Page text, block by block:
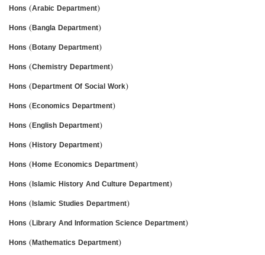
Hons (Arabic Department)
Hons (Bangla Department)
Hons (Botany Department)
Hons (Chemistry Department)
Hons (Department Of Social Work)
Hons (Economics Department)
Hons (English Department)
Hons (History Department)
Hons (Home Economics Department)
Hons (Islamic History And Culture Department)
Hons (Islamic Studies Department)
Hons (Library And Information Science Department)
Hons (Mathematics Department)